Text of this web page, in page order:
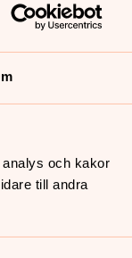
och kakor
till andra